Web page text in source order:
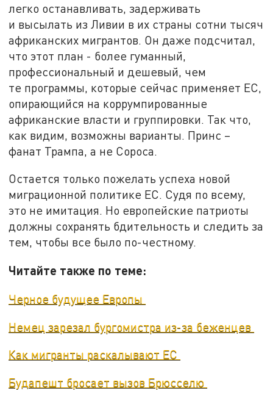
легко останавливать, задерживать
и высылать из Ливии в их страны сотни тысяч
африканских мигрантов. Он даже подсчитал,
что этот план - более гуманный,
профессиональный и дешевый, чем
те программы, которые сейчас применяет ЕС,
опирающийся на коррумпированные
африканские власти и группировки. Так что,
как видим, возможны варианты. Принс –
фанат Трампа, а не Сороса.
Остается только пожелать успеха новой
миграционной политике ЕС. Судя по всему,
это не имитация. Но европейские патриоты
должны сохранять бдительность и следить за
тем, чтобы все было по-честному.
Читайте также по теме:
Черное будущее Европы
Немец зарезал бургомистра из-за беженцев
Как мигранты раскалывают ЕС
Будапешт бросает вызов Брюсселю